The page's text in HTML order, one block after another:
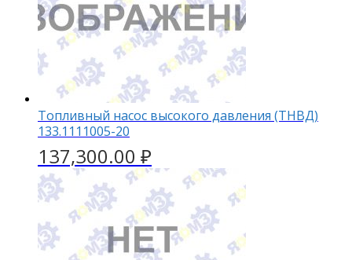
Топливный насос высокого давления (ТНВД)
133.1111005-20
137,300.00 ₽